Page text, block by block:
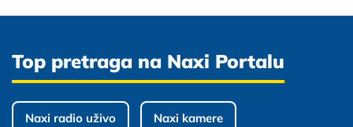
Top pretraga na Naxi Portalu
Naxi radio uživo Naxi kamere